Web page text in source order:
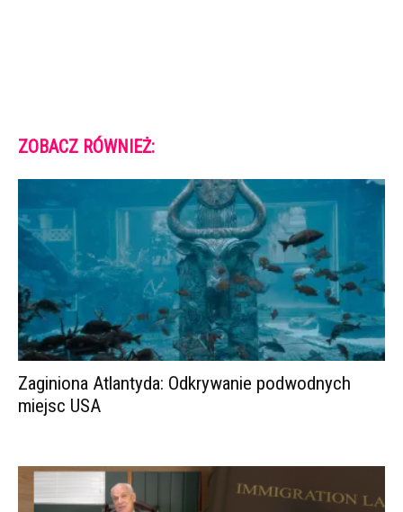
ZOBACZ RÓWNIEŻ:
Zaginiona Atlantyda: Odkrywanie podwodnych
miejsc USA